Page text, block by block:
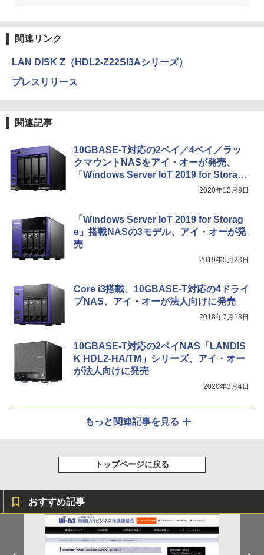
関連リンク
LAN DISK Z（HDL2-Z22SI3Aシリーズ）
プレスリリース
関連記事
10GBASE-T対応の2ベイ／4ベイ／ラッ
クマウントNASをアイ・オーが発売、
「Windows Server IoT 2019 for Storag
2020年12月9日
「Windows Server IoT 2019 for Storag
e」搭載NASの3モデル、アイ・オーが発
売
2019年5月23日
Core i3搭載、10GBASE-T対応の4ドライ
ブNAS、アイ・オーが法人向けに発売
2018年7月18日
10GBASE-T対応の2ベイNAS「LANDIS
K HDL2-HA/TM」シリーズ、アイ・オー
が法人向けに発売
2020年3月4日
もっと関連記事を見る
トップページに戻る
おすすめ記事